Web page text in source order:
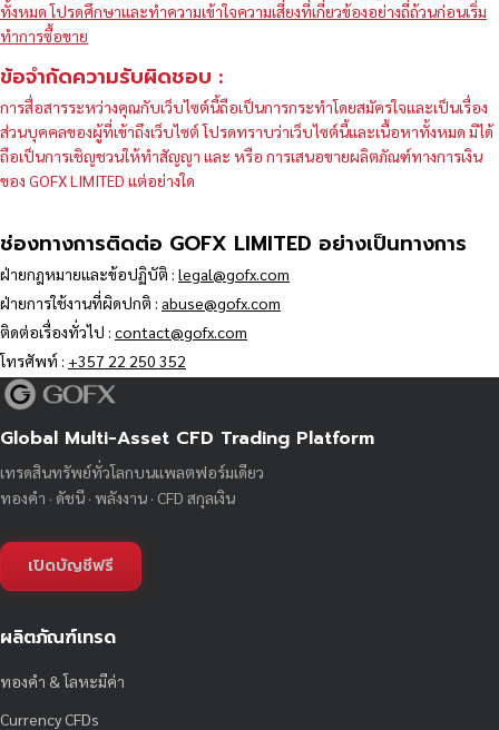
ทั้งหมด โปรดศึกษาและทำความเข้าใจความเสี่ยงที่เกี่ยวข้องอย่างถี่ถ้วนก่อนเริ่ม
ทำการซื้อขาย
ข้อจำกัดความรับผิดชอบ :
การสื่อสารระหว่างคุณกับเว็บไซต์นี้ถือเป็นการกระทำโดยสมัครใจและเป็นเรื่อง
ส่วนบุคคลของผู้ที่เข้าถึงเว็บไซต์ โปรดทราบว่าเว็บไซต์นี้และเนื้อหาทั้งหมด มิได้
ถือเป็นการเชิญชวนให้ทำสัญญา และ หรือ การเสนอขายผลิตภัณฑ์ทางการเงิน
ของ GOFX LIMITED แต่อย่างใด
ช่องทางการติดต่อ GOFX LIMITED อย่างเป็นทางการ
ฝ่ายกฎหมายและข้อปฏิบัติ : legal@gofx.com
ฝ่ายการใช้งานที่ผิดปกติ : abuse@gofx.com
ติดต่อเรื่องทั่วไป : contact@gofx.com
โทรศัพท์ : +357 22 250 352
Global Multi-Asset CFD Trading Platform
เทรดสินทรัพย์ทั่วโลกบนแพลตฟอร์มเดียว
ทองคำ · ดัชนี · พลังงาน · CFD สกุลเงิน
เปิดบัญชีฟรี
ผลิตภัณฑ์เทรด
ทองคำ & โลหะมีค่า
Currency CFDs